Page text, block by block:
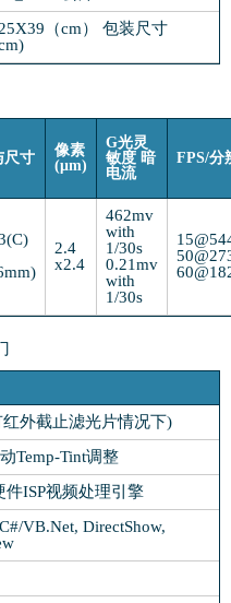
（cm） 包装尺寸
尺寸
像素
(μm)
G光灵
敏度 暗
电流
FPS/分
2.4
x2.4
462mv
with
1/30s
0.21mv
with
1/30s
红外截止滤光片情况下)
Temp-Tint调整
件ISP视频处理引擎
VB.Net, DirectShow,